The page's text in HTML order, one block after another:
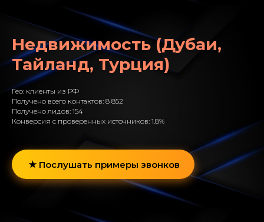
Недвижимость (Дубаи,
Тайланд, Турция)
Гео: клиенты из РФ
Получено всего контактов: 8 852
Получено лидов: 154
Конверсия с проверенных источников: 1.8%
Послушать примеры звонков